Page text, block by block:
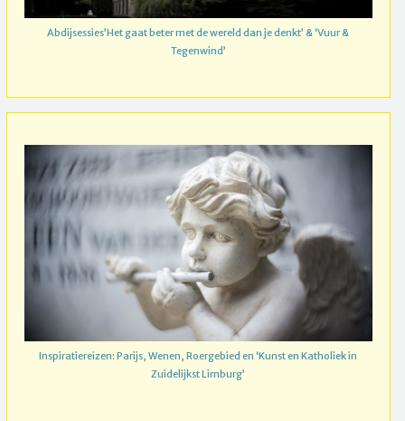
Abdijsessies’Het gaat beter met de wereld dan je denkt’ & ‘Vuur &
Tegenwind’
Inspiratiereizen: Parijs, Wenen, Roergebied en ‘Kunst en Katholiek in
Zuidelijkst Limburg’